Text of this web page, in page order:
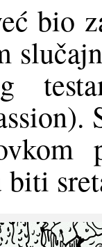
bio
biti